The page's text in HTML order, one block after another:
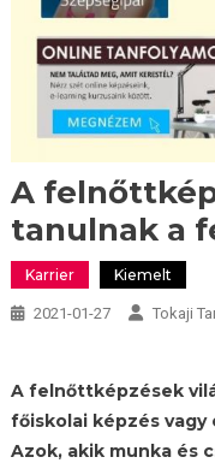
A
tanulnak a
Karrier Kiemelt
2021-01-27 Tokaji
A felnőttképzések
főiskolai képzés vagy
Azok, akik munka és